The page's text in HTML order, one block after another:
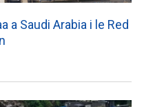
a Saudi Arabia i le Red